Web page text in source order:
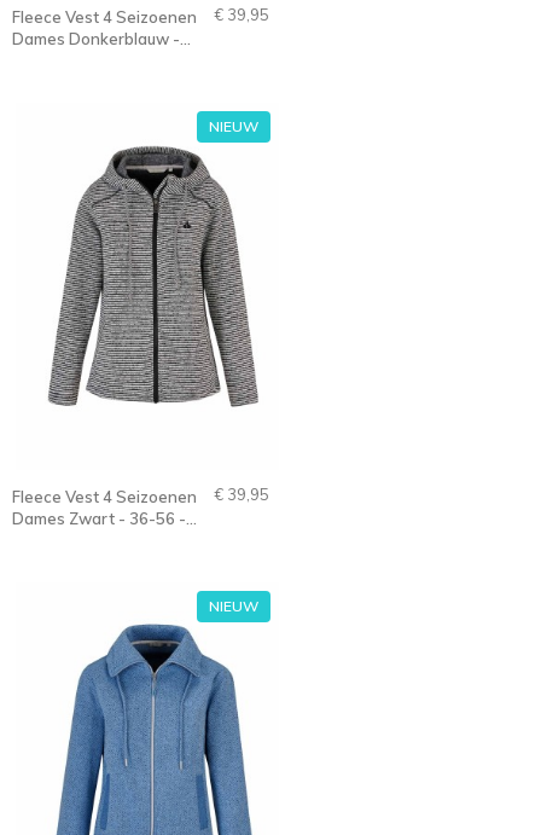
Fleece Vest 4 Seizoenen
Dames Donkerblauw -
€ 39,95
NIEUW
Fleece Vest 4 Seizoenen
Dames Zwart - 36-56 -
€ 39,95
NIEUW